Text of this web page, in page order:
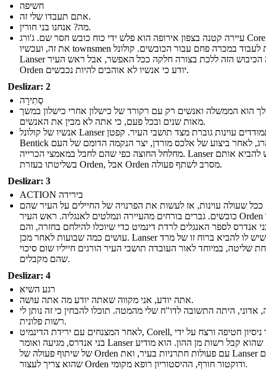
חשיפה
אתם תעבדו שלי זה.
מה? אנחנו בני חורין.
עיירה קטנה בצפון אירופה הוא פלש ידי כוח כובש חסר שם. ג'ורג Corell סידר
את זה, ועכשיו townsmen נאלצות לעבוד במכרה פחם עבור הכובשים. קולונל
Lanser רוצה הכיבוש הזה ללכת בצורה חלקה ככל האפשר, אבל ראש העיר
Orden יודע כי אנשיו לא אוהבים להיות נכבשים.
Deslizar: 2
סְתִירָה
הוא הממשלה ואנשים רק עם רקורד של כישלון אחרי כישלון במשך
מאות שנים ובכל פעם, כי אתה לא מבין את האנשים.
אנשיו של קולונל Lanser מתמודדים עוינות גוברת מצד תושבי העיר. קפטן
Bentick הוא נהרג, לאחר ביצוע של אלכס מורדן, יצר הנקמה הדומם של העם
מחלחל החוצה כפי שהם לחבל במאמצי הכרייה. Lanser מבקש להביא אותם
בשליטתו בעזרת Orden, אבל Orden מסרב לשתף פעולה.
Deslizar: 3
ACTION בירידה
ככל שעולה עוינות, אז לעשות את הפרנויה של החיילים על העיר שהם
כובשים. גברים בורחים מהעיירה ונמלטים לאנגליה. ראש העיר Orden אומר
אנדרס לספר האנגלים לרדת דינמיט כדי שיוכלו להילחם בחזרה, והם
עושים כמה שבועות לאחר מכן. Lanser יודע שיש לו להביא ברוח זו של מרד
שליטה, במיוחד לאור העובדה תושבי העיר הורגים חייליו שום סיכוי
שהם מקבלים.
Deslizar: 4
רגע השיא
אתה יודע, אני מקווה שאתה יודע מה אתה עושה.
אדוני, היתה התשובה לדו"ח שלי מהמטה. תוכלו להבחין כי זה נותן לי
רשות פלונית.
לאחר המצנחים עם ירידת הדינמיט, Corell, ששרד ניסיון חטיפה ורצח על ידי
בני אנדרס, מגיעה ואומר Lanser שהוא קבל רשות מן ההון. הוא מודיע Lanser
של שיתוף פעולה של Orden עם פעולות חתרניות בעיר, ואת Lanser מסכם
שהוא צריך לעצור Orden ודוקטור חורף, ההיסטוריון רופא מקומי.